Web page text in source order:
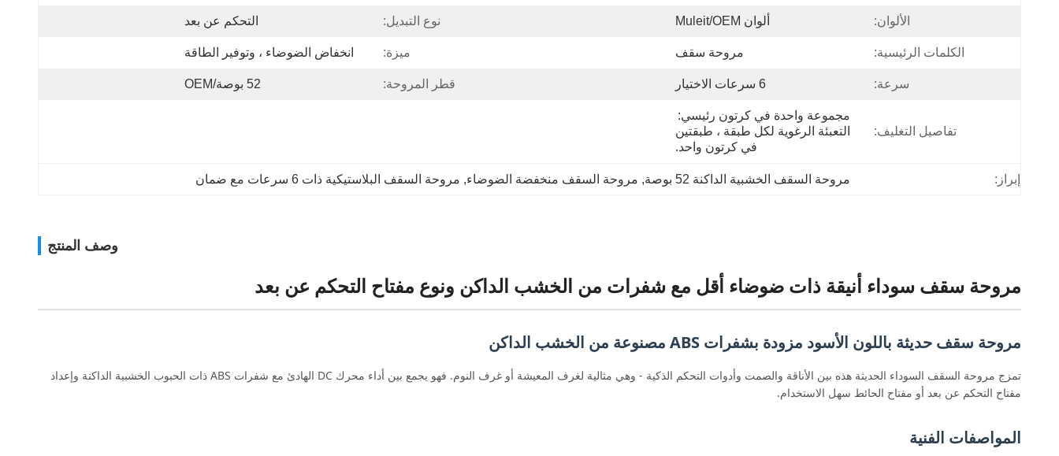
الألوان: ألوان Muleit/OEM نوع التبديل: التحكم عن بعد
الكلمات الرئيسية: مروحة سقف ميزة: انخفاض الضوضاء ، وتوفير الطاقة
سرعة: 6 سرعات الاختيار قطر المروحة: 52 بوصة/OEM
تفاصيل التغليف:
في كرتون واحد.
إبراز: مروحة السقف الخشبية الداكنة 52 بوصة , مروحة السقف منخفضة الضوضاء, مروحة السقف البلاستيكية ذات 6 سرعات مع ضمان
وصف المنتج
مروحة سقف سوداء أنيقة ذات ضوضاء أقل مع شفرات من الخشب الداكن ونوع مفتاح التحكم عن بعد
مروحة سقف حديثة باللون الأسود مزودة بشفرات ABS مصنوعة من الخشب الداكن
تمزج مروحة السقف السوداء الحديثة هذه بين الأناقة والصمت وأدوات التحكم الذكية - وهي مثالية لغرف المعيشة أو غرف النوم. فهو يجمع بين أداء محرك DC الهادئ مع شفرات ABS ذات الحبوب الخشبية الداكنة وإعداد
مفتاح التحكم عن بعد أو مفتاح الحائط سهل الاستخدام.
المواصفات الفنية